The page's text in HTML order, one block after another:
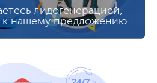
лидогенерацией,
к нашему предложению